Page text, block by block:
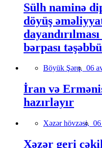
Sülh naminə
döyüş
bərpası
Böyük Şərq, 06
İran və
hazırlayır
Xəzər hövzəsi,
Xəzər geri